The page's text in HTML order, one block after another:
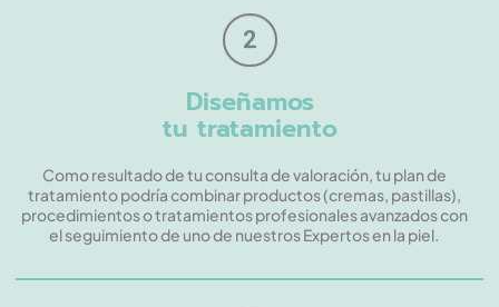
2
Diseñamos
tu tratamiento
Como resultado de tu consulta de valoración, tu plan de
tratamiento podría combinar productos (cremas, pastillas),
procedimientos o tratamientos profesionales avanzados con
el seguimiento de uno de nuestros Expertos en la piel.